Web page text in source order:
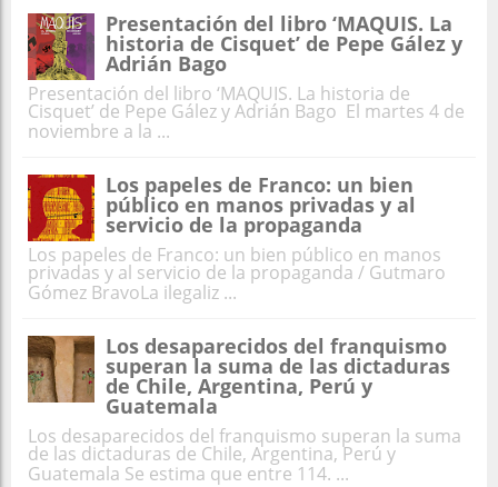
Presentación del libro ‘MAQUIS. La
historia de Cisquet’ de Pepe Gález y
Adrián Bago
Presentación del libro ‘MAQUIS. La historia de
Cisquet’ de Pepe Gález y Adrián Bago El martes 4 de
noviembre a la ...
Los papeles de Franco: un bien
público en manos privadas y al
servicio de la propaganda
Los papeles de Franco: un bien público en manos
privadas y al servicio de la propaganda / Gutmaro
Gómez BravoLa ilegaliz ...
Los desaparecidos del franquismo
superan la suma de las dictaduras
de Chile, Argentina, Perú y
Guatemala
Los desaparecidos del franquismo superan la suma
de las dictaduras de Chile, Argentina, Perú y
Guatemala Se estima que entre 114. ...